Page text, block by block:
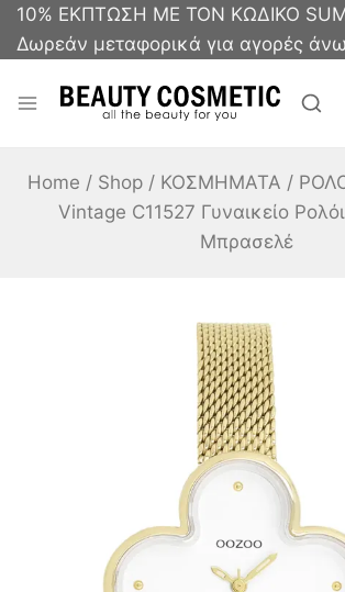
10% ΕΚΠΤΩΣΗ ΜΕ ΤΟΝ ΚΩΔΙΚΟ
Δωρεάν μεταφορικά για αγορές
Home / Shop / ΚΟΣΜΗΜΑΤΑ /
Vintage C11527 Γυναικείο
Μπρασελέ